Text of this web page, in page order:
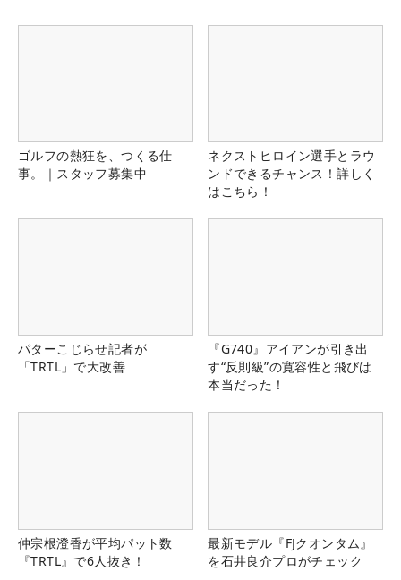
ゴルフの熱狂を、つくる仕
事。｜スタッフ募集中
ネクストヒロイン選手とラウ
ンドできるチャンス！詳しく
はこちら！
パターこじらせ記者が
「TRTL」で大改善
『G740』アイアンが引き出
す“反則級”の寛容性と飛びは
本当だった！
仲宗根澄香が平均パット数
『TRTL』で6人抜き！
最新モデル『FJクオンタム』
を石井良介プロがチェック